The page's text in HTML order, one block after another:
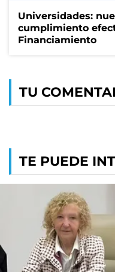
Universidades:
cumplimiento
Financiamiento
TU
TE PUEDE